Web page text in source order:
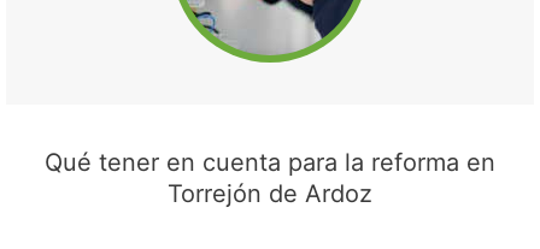
Qué tener en cuenta para la reforma en
Torrejón de Ardoz